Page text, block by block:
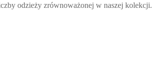
odzieży zrównoważonej w naszej kolekcji.